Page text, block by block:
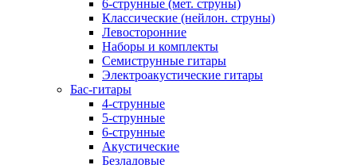
6-струнные (мет. струны)
Классические (нейлон. струны)
Левосторонние
Наборы и комплекты
Семиструнные гитары
Электроакустические гитары
Бас-гитары
4-струнные
5-струнные
6-струнные
Акустические
Безладовые